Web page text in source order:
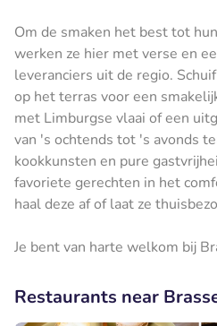
Om de smaken het best tot
werken ze hier met verse en
leveranciers uit de regio.
op het terras voor een
met Limburgse vlaai of een
van 's ochtends tot 's avonds
kookkunsten en pure
favoriete gerechten in het
haal deze af of laat ze
Je bent van harte welkom bij
Restaurants near